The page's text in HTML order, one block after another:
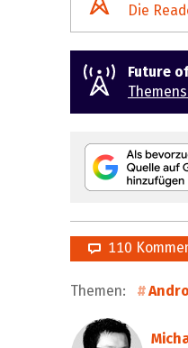
Die
Future
110
Themen: